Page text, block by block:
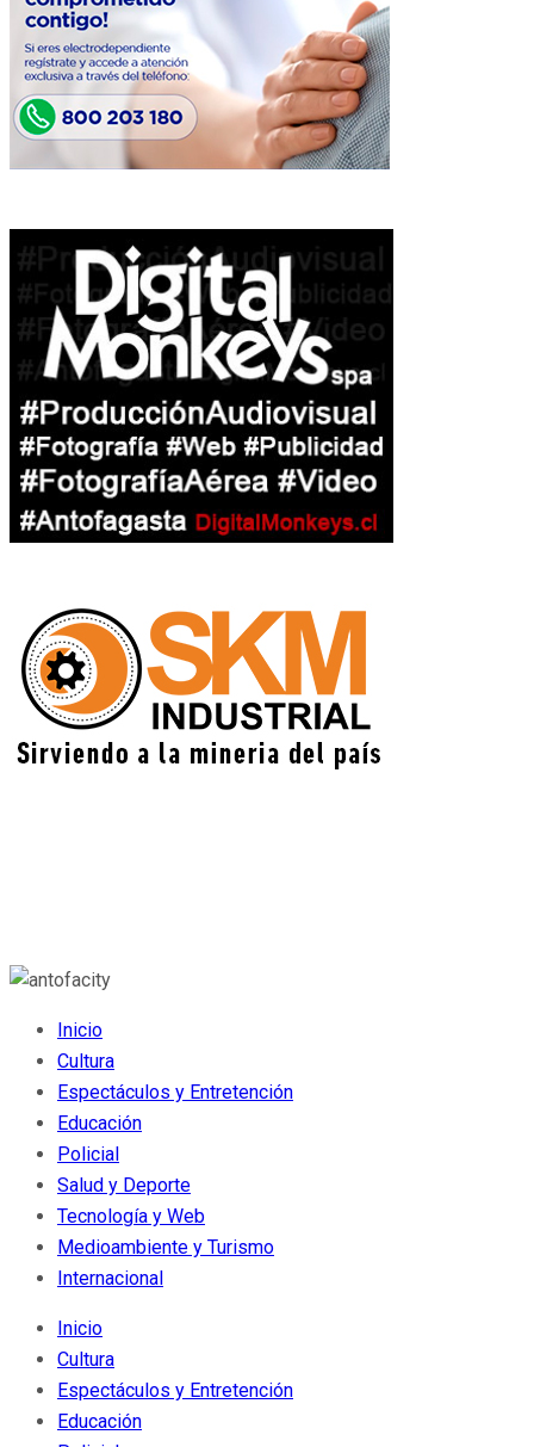
Inicio
Cultura
Espectáculos y Entretención
Educación
Policial
Salud y Deporte
Tecnología y Web
Medioambiente y Turismo
Internacional
Inicio
Cultura
Espectáculos y Entretención
Educación